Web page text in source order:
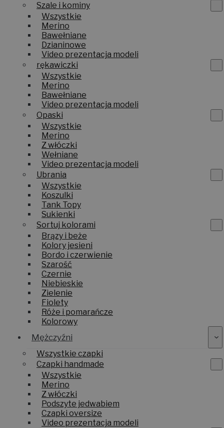
Szale i kominy
Wszystkie
Merino
Bawełniane
Dzianinowe
Video prezentacja modeli
rękawiczki
Wszystkie
Merino
Bawełniane
Video prezentacja modeli
Opaski
Wszystkie
Merino
Z włóczki
Wełniane
Video prezentacja modeli
Ubrania
Wszystkie
Koszulki
Tank Topy
Sukienki
Sortuj kolorami
Brązy i beże
Kolory jesieni
Bordo i czerwienie
Szarość
Czernie
Niebieskie
Zielenie
Fiolety
Róże i pomarańcze
Kolorowy
Mężczyźni
Wszystkie czapki
Czapki handmade
Wszystkie
Merino
Z włóczki
Podszyte jedwabiem
Czapki oversize
Video prezentacja modeli